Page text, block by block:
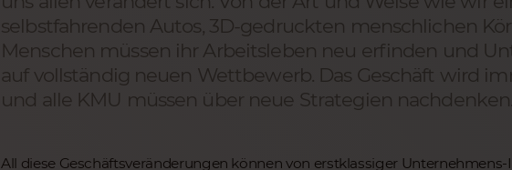
selbstfahrenden Autos, 3D-gedruckten menschlichen
Menschen müssen ihr Arbeitsleben neu erfinden und
auf vollständig neuen Wettbewerb. Das Geschäft wird
und alle KMU müssen über neue Strategien nachdenken.
All diese Geschäftsveränderungen können von erstklassiger